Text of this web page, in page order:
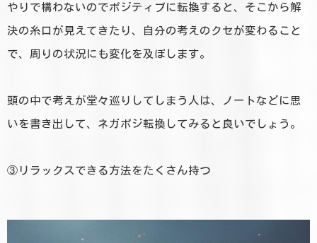
やりで構わないのでポジティブに転換すると、そこから解
決の糸口が見えてきたり、自分の考えのクセが変わること
で、周りの状況にも変化を及ぼします。
頭の中で考えが堂々巡りしてしまう人は、ノートなどに思
いを書き出して、ネガポジ転換してみると良いでしょう。
③リラックスできる方法をたくさん持つ